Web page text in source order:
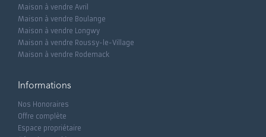
Maison à vendre Avril
Maison à vendre Boulange
Maison à vendre Longwy
Maison à vendre Roussy-le-Village
Maison à vendre Rodemack
Informations
Nos Honoraires
Offre complète
Espace propriétaire